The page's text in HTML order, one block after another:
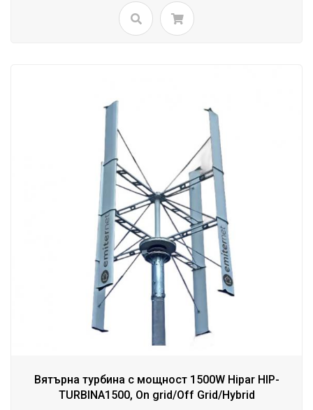
Вятърна турбина с мощност 1500W Hipar HIP-
TURBINA1500, On grid/Off Grid/Hybrid